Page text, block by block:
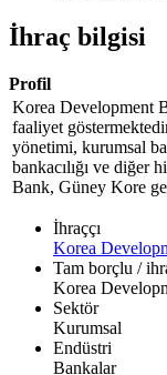
İhraç bilgisi
Profil
Korea Development
faaliyet
yönetimi, kurumsal
bankacılığı ve diğer
Bank, Güney Kore
İhraççı
Korea
Tam borçlu /
Korea
Sektör
Kurumsal
Endüstri
Bankalar